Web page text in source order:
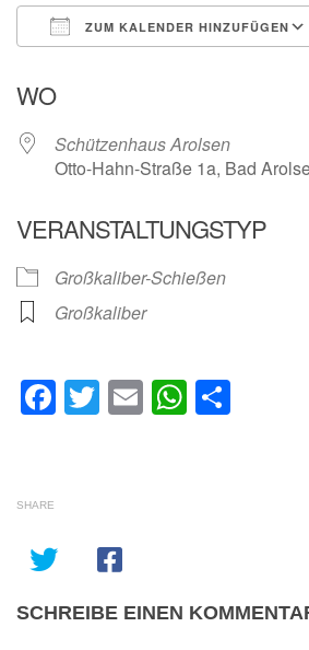
ZUM KALENDER HINZUFÜGEN
WO
Schützenhaus Arolsen
Otto-Hahn-Straße 1a, Bad
VERANSTALTUNGSTYP
Großkaliber-Schießen
Großkaliber
Facebook
Twitter
Email
SHARE
SCHREIBE EINEN